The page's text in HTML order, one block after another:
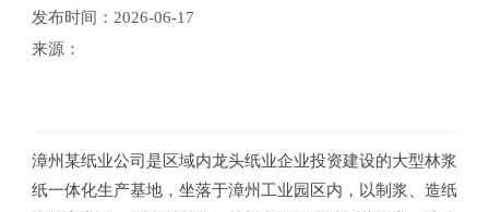
发布时间：2026-06-17
来源：
漳州某纸业公司是区域内龙头纸业企业投资建设的大型林浆
纸一体化生产基地，坐落于漳州工业园区内，以制浆、造纸